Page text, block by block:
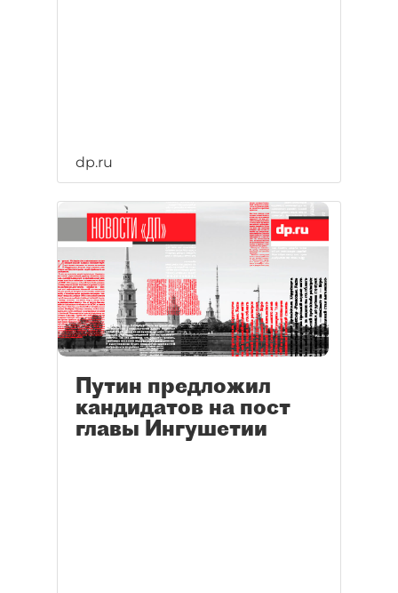
dp.ru
Путин предложил
кандидатов на пост
главы Ингушетии